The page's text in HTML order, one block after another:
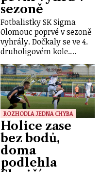
sezoně
Fotbalistky SK Sigma
Olomouc poprvé v sezoně
vyhrály. Dočkaly se ve 4.
druholigovém kole.…
ROZHODLA JEDNA CHYBA
Holice zase
bez bodů,
doma
podlehla